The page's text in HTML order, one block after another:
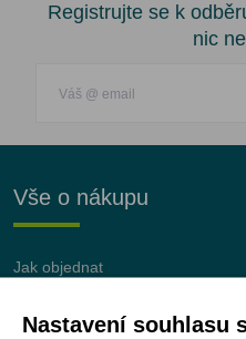
Registrujte se k
nic
Vše o nákupu
Jak objednat
Nejčastější dotazy (FAQ)
Nastavení souhlasu